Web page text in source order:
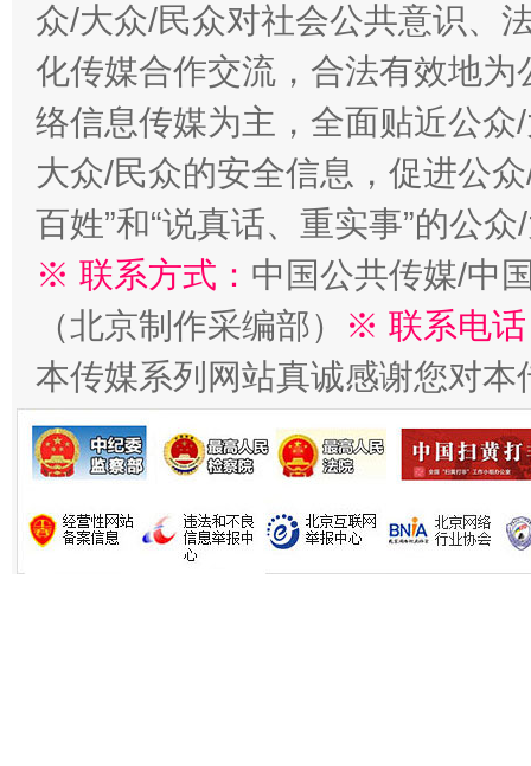
在谋一域中谋全局
今
习近平的博鳌关键词
魏明亮
众/大众/民众对社会公共意识、
化传媒合作交流，合法有效地
络信息传媒为主，全面贴近公
大众/民众的安全信息，促进公
百姓”和“说真话、重实事”的公
※ 联系方式： 中国公共传媒/中
（北京制作采编部）
※ 联系电
本传媒系列网站真诚感谢您对